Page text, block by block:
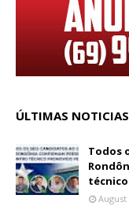
ÚLTIMAS NOTICIAS
Todos
técnico
August